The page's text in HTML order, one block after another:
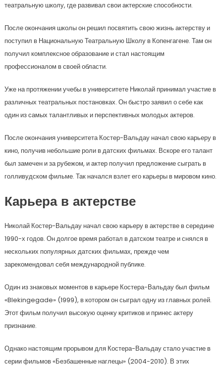
театральную школу, где развивал свои актерские способности.
После окончания школы он решил посвятить свою жизнь актерству и
поступил в Национальную Театральную Школу в Копенгагене. Там он
получил комплексное образование и стал настоящим
профессионалом в своей области.
Уже на протяжении учебы в университете Николай принимал участие в
различных театральных постановках. Он быстро заявил о себе как
один из самых талантливых и перспективных молодых актеров.
После окончания университета Костер-Вальдау начал свою карьеру в
кино, получив небольшие роли в датских фильмах. Вскоре его талант
был замечен и за рубежом, и актер получил предложение сыграть в
голливудском фильме. Так начался взлет его карьеры в мировом кино.
Карьера в актерстве
Николай Костер-Вальдау начал свою карьеру в актерстве в середине
1990-х годов. Он долгое время работал в датском театре и снялся в
нескольких популярных датских фильмах, прежде чем
зарекомендовал себя международной публике.
Один из знаковых моментов в карьере Костера-Вальдау был фильм
«Blekingegade» (1999), в котором он сыграл одну из главных ролей.
Этот фильм получил высокую оценку критиков и принес актеру
признание.
Однако настоящим прорывом для Костера-Вальдау стало участие в
серии фильмов «Безбашенные наглецы» (2004-2010). В этих